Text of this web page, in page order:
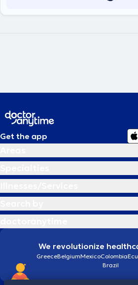
Get the app
We revolutionize
GreeceBelgiumMexicoColombia
Brazil